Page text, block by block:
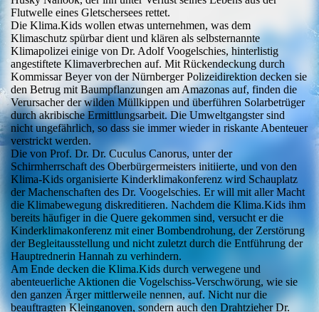
Flutwelle eines Gletschersees rettet.
Die Klima.Kids wollen etwas unternehmen, was dem
Klimaschutz spürbar dient und klären als selbsternannte
Klimapolizei einige von Dr. Adolf Voogelschies, hinterlistig
angestiftete Klimaverbrechen auf. Mit Rückendeckung durch
Kommissar Beyer von der Nürnberger Polizeidirektion decken sie
den Betrug mit Baumpflanzungen am Amazonas auf, finden die
Verursacher der wilden Müllkippen und überführen Solarbetrüger
durch akribische Ermittlungsarbeit. Die Umweltgangster sind
nicht ungefährlich, so dass sie immer wieder in riskante Abenteuer
verstrickt werden.
Die von Prof. Dr. Dr. Cuculus Canorus, unter der
Schirmherrschaft des Oberbürgermeisters initiierte, und von den
Klima-Kids organisierte Kinderklimakonferenz wird Schauplatz
der Machenschaften des Dr. Voogelschies. Er will mit aller Macht
die Klimabewegung diskreditieren. Nachdem die Klima.Kids ihm
bereits häufiger in die Quere gekommen sind, versucht er die
Kinderklimakonferenz mit einer Bombendrohung, der Zerstörung
der Begleitausstellung und nicht zuletzt durch die Entführung der
Hauptrednerin Hannah zu verhindern.
Am Ende decken die Klima.Kids durch verwegene und
abenteuerliche Aktionen die Vogelschiss-Verschwörung, wie sie
den ganzen Ärger mittlerweile nennen, auf. Nicht nur die
beauftragten Kleinganoven, sondern auch den Drahtzieher Dr.